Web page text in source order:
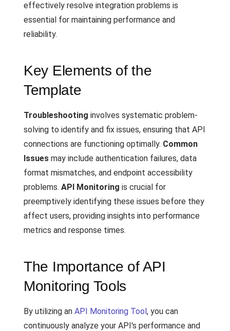
effectively resolve integration problems is
essential for maintaining performance and
reliability.
Key Elements of the
Template
Troubleshooting involves systematic problem-
solving to identify and fix issues, ensuring that API
connections are functioning optimally. Common
Issues may include authentication failures, data
format mismatches, and endpoint accessibility
problems. API Monitoring is crucial for
preemptively identifying these issues before they
affect users, providing insights into performance
metrics and response times.
The Importance of API
Monitoring Tools
By utilizing an API Monitoring Tool, you can
continuously analyze your API's performance and